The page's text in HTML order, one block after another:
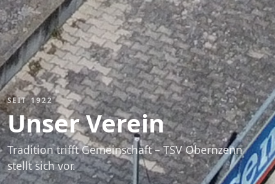
SEIT 1922
Unser Verein
Tradition trifft Gemeinschaft – TSV Obernzenn
stellt sich vor.